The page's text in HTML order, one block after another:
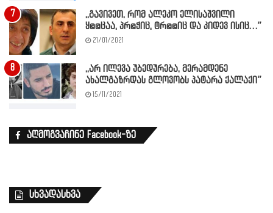
,,გავივეთ, რომ ალეკო ელისაშვილი
ყ@@ცაა, პრ@ჭიც, ტრ@@იც და კიდევ ისიც…”
21/01/2021
,,არ ილევა უბედურება, მერამდენე
ახალგაზრდას გლოვობს პატარა ქალაქი”
15/11/2021
აღმოგვაჩინე Facebook-ზე
სხვადასხვა